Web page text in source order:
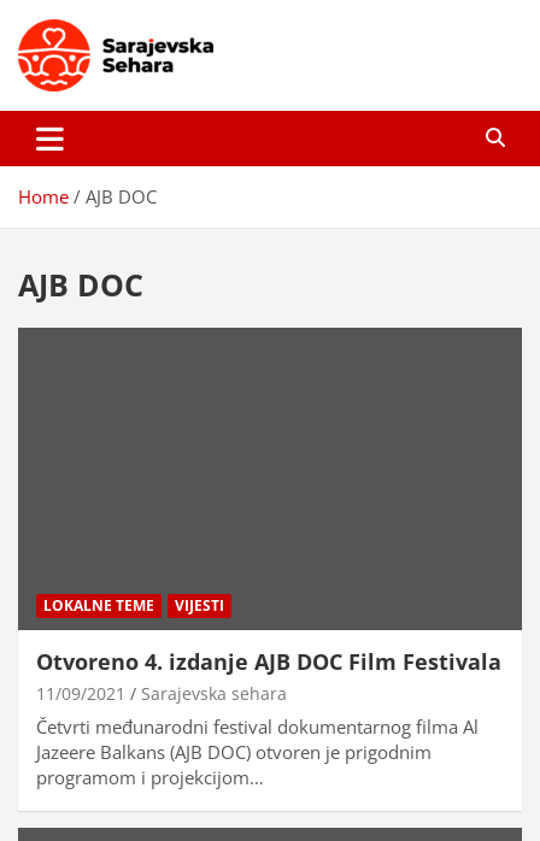
content
Sarajevska sehara
Home AJB DOC
AJB DOC
LOKALNE TEME VIJESTI
Otvoreno 4. izdanje AJB DOC Film Festivala
11/09/2021 Sarajevska sehara
Četvrti međunarodni festival dokumentarnog filma Al
Jazeere Balkans (AJB DOC) otvoren je prigodnim
programom i projekcijom…